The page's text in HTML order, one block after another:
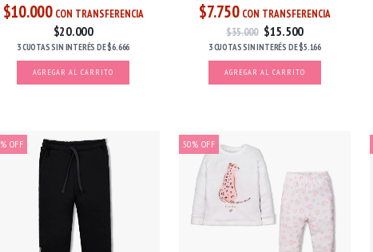
$10.000 CON TRANSFERENCIA
$20.000
3 CUOTASSIN INTERÉS DE$6.666
AGREGAR AL CARRITO
$7.750 CON TRANSFERENCIA
$35.000 $15.500
3 CUOTASSIN INTERÉS DE$5.166
AGREGAR AL CARRITO
% OFF 50% OFF